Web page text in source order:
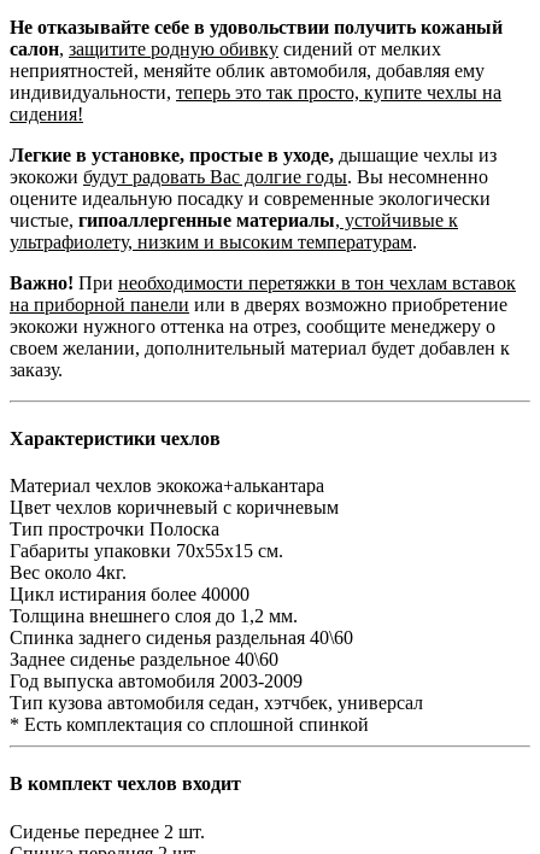
Не отказывайте себе в удовольствии получить кожаный
салон, защитите родную обивку сидений от мелких
неприятностей, меняйте облик автомобиля, добавляя ему
индивидуальности, теперь это так просто, купите чехлы на
сидения!
Легкие в установке, простые в уходе, дышащие чехлы из
экокожи будут радовать Вас долгие годы. Вы несомненно
оцените идеальную посадку и современные экологически
чистые, гипоаллергенные материалы, устойчивые к
ультрафиолету, низким и высоким температурам.
Важно! При необходимости перетяжки в тон чехлам вставок
на приборной панели или в дверях возможно приобретение
экокожи нужного оттенка на отрез, сообщите менеджеру о
своем желании, дополнительный материал будет добавлен к
заказу.
Характеристики чехлов
Материал чехлов экокожа+алькантара
Цвет чехлов коричневый с коричневым
Тип прострочки Полоска
Габариты упаковки 70х55х15 см.
Вес около 4кг.
Цикл истирания более 40000
Толщина внешнего слоя до 1,2 мм.
Спинка заднего сиденья раздельная 40\60
Заднее сиденье раздельное 40\60
Год выпуска автомобиля 2003-2009
Тип кузова автомобиля седан, хэтчбек, универсал
* Есть комплектация со сплошной спинкой
В комплект чехлов входит
Сиденье переднее 2 шт.